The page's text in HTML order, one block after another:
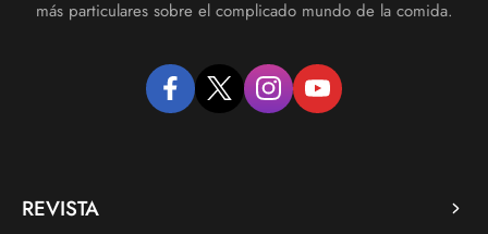
más particulares sobre el complicado mundo de la comida.
facebooktwitter instagramyoutube
REVISTA